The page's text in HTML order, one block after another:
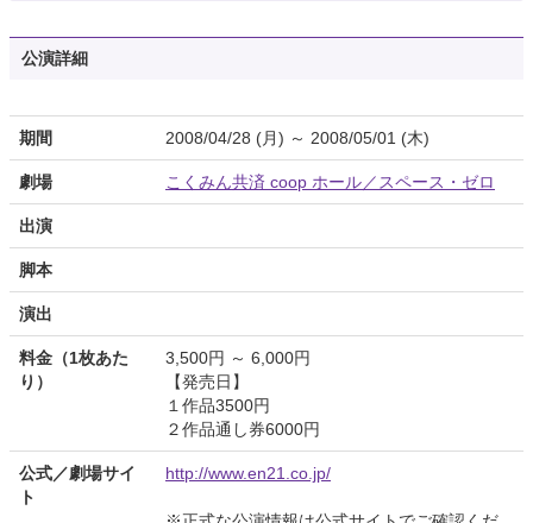
公演詳細
期間 2008/04/28 (月) ～ 2008/05/01 (木)
劇場 こくみん共済 coop ホール／スペース・ゼロ
出演
脚本
演出
料金（1枚あた
り）
3,500円 ～ 6,000円
【発売日】
１作品3500円
２作品通し券6000円
公式／劇場サイ
ト
http://www.en21.co.jp/